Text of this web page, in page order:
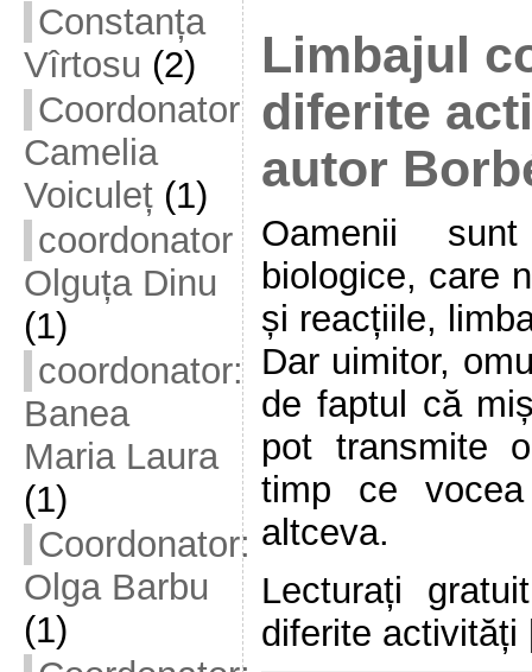
Constanța
Vîrtosu (2)
Coordonator
Camelia
Voiculeț(1)
coordonator
Olguța Dinu
(1)
coordonator:
Banea
Maria Laura
(1)
Coordonator:
Olga Barbu
(1)
Limbajul
diferite
autor
Oamenii
biologice, care
și reacțiile,
Dar uimitor,
de faptul că
pot transmite
timp ce
altceva.
Lecturați
diferite activități